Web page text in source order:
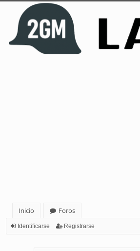
Inicio
Foros
Identificarse Registrarse